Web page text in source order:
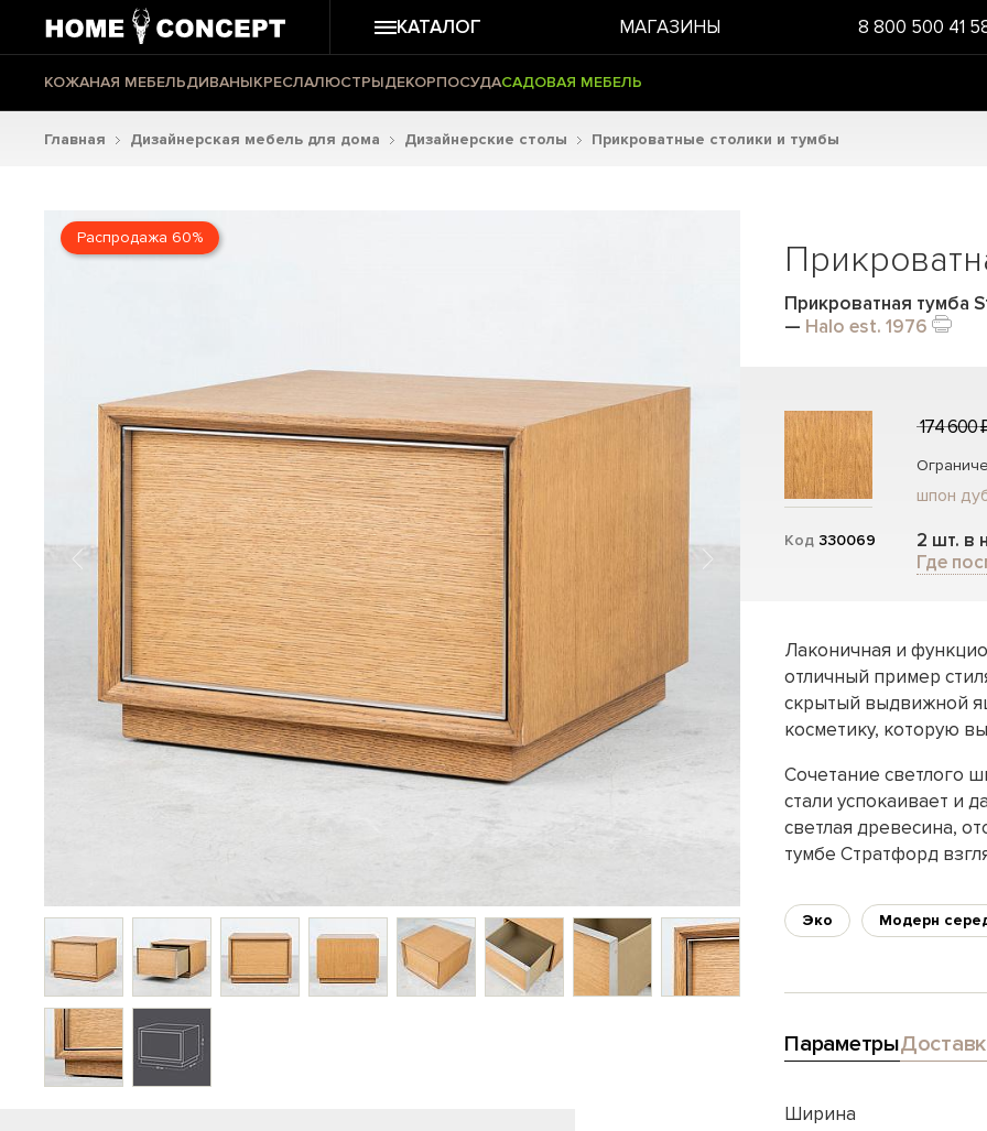
КАТАЛОГ МАГАЗИНЫ 8 800 500 41
КОЖАНАЯ МЕБЕЛЬДИВАНЫКРЕСЛАЛЮСТРЫДЕКОРПОСУДАСАДОВАЯ МЕБЕЛЬ
Главная Дизайнерская мебель для дома Дизайнерские столы Прикроватные столики и тумбы
Распродажа 60%
Прикроватная тумба
— Halo est. 1976
Код 330069
174 600
шпон
2 шт. в
Где
Лаконичная и
отличный пример
скрытый выдвижной
косметику, которую
Сочетание светлого
стали успокаивает и
светлая древесина,
тумбе Стратфорд
Эко Модерн
Параметры
Ширина